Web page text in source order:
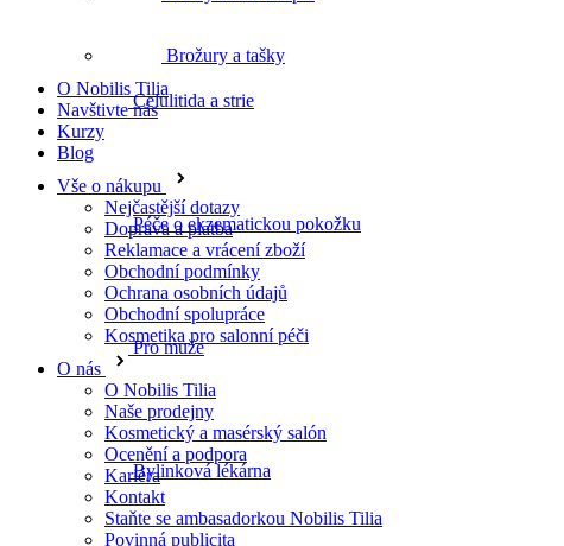
Celulitida a strie
Péče o ekzematickou pokožku
Pro muže
Bylinková lékárna
Brožury a tašky
O Nobilis Tilia
Navštivte nás
Kurzy
Blog
Vše o nákupu
Nejčastější dotazy
Doprava a platba
Reklamace a vrácení zboží
Obchodní podmínky
Ochrana osobních údajů
Obchodní spolupráce
Kosmetika pro salonní péči
O nás
O Nobilis Tilia
Naše prodejny
Kosmetický a masérský salón
Ocenění a podpora
Kariéra
Kontakt
Staňte se ambasadorkou Nobilis Tilia
Povinná publicita